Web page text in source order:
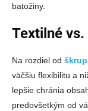
batožiny.
Textilné
Na rozdiel od
väčšiu flexibilitu a
lepšie chránia
predovšetkým od